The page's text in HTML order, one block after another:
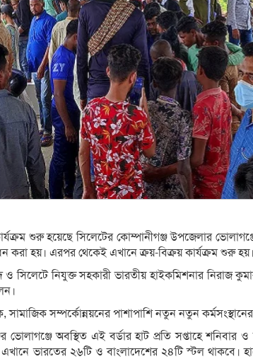
শুরু হয়েছে সিলেটের কোম্পানীগঞ্জ উপজেলার
করা হয়। এরপর থেকেই এখানে ক্রয়-বিক্রয় কার্যক্রম শুরু হয়।
ও সিলেটে নিযুক্ত সহকারী ভারতীয় হাইকমিশনার নিরাজ
সম্পর্কোন্নয়নের পাশাপাশি নতুন নতুন কর্মসংস্থানের
অবস্থিত এই বর্ডার হাট প্রতি সপ্তাহে শনিবার
ভারতের ২৬টি ও বাংলাদেশের ২৪টি স্টল থাকবে।